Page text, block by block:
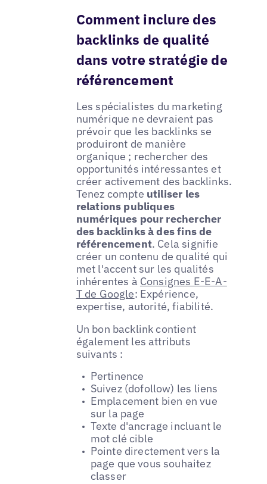
Comment inclure des
backlinks de qualité
dans votre stratégie de
référencement
Les spécialistes du marketing
numérique ne devraient pas
prévoir que les backlinks se
produiront de manière
organique ; rechercher des
opportunités intéressantes et
créer activement des backlinks.
Tenez compte utiliser les
relations publiques
numériques pour rechercher
des backlinks à des fins de
référencement. Cela signifie
créer un contenu de qualité qui
met l'accent sur les qualités
inhérentes à Consignes E-E-A-
T de Google: Expérience,
expertise, autorité, fiabilité.
Un bon backlink contient
également les attributs
suivants :
Pertinence
Suivez (dofollow) les liens
Emplacement bien en vue
sur la page
Texte d'ancrage incluant le
mot clé cible
Pointe directement vers la
page que vous souhaitez
classer